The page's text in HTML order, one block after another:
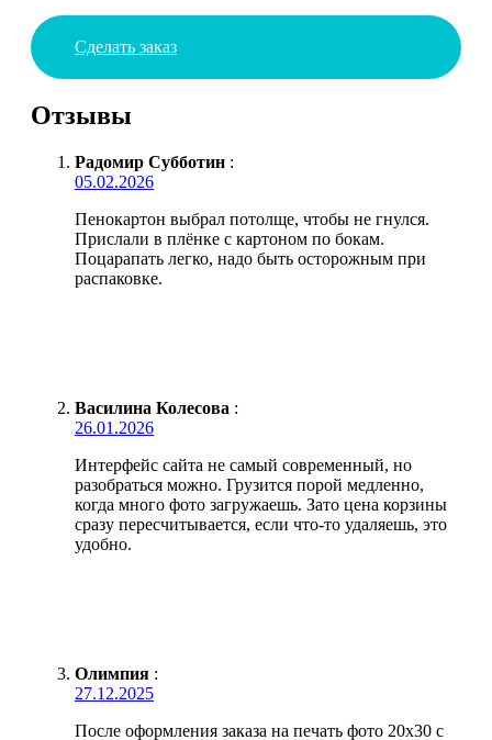
Сделать заказ
Отзывы
Радомир Субботин :
05.02.2026
Пенокартон выбрал потолще, чтобы не гнулся.
Прислали в плёнке с картоном по бокам.
Поцарапать легко, надо быть осторожным при
распаковке.
Василина Колесова :
26.01.2026
Интерфейс сайта не самый современный, но
разобраться можно. Грузится порой медленно,
когда много фото загружаешь. Зато цена корзины
сразу пересчитывается, если что-то удаляешь, это
удобно.
Олимпия :
27.12.2025
После оформления заказа на печать фото 20х30 с